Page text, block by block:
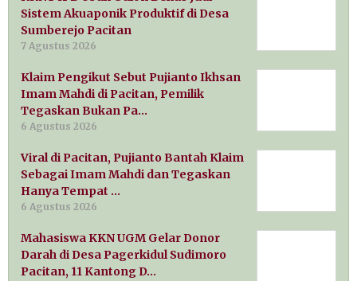
Sistem Akuaponik Produktif di Desa
Sumberejo Pacitan
7 Agustus 2026
Klaim Pengikut Sebut Pujianto Ikhsan
Imam Mahdi di Pacitan, Pemilik
Tegaskan Bukan Pa…
6 Agustus 2026
Viral di Pacitan, Pujianto Bantah Klaim
Sebagai Imam Mahdi dan Tegaskan
Hanya Tempat …
6 Agustus 2026
Mahasiswa KKN UGM Gelar Donor
Darah di Desa Pagerkidul Sudimoro
Pacitan, 11 Kantong D…